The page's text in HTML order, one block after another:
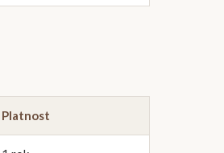
Platnost